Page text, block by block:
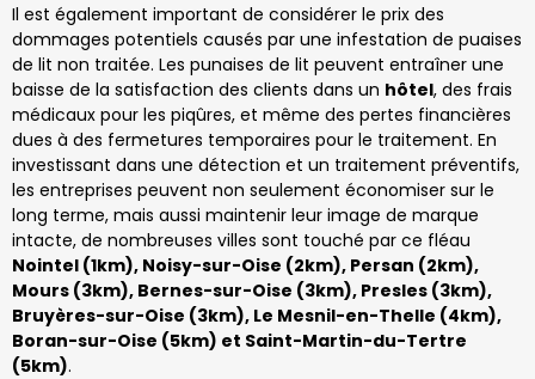
Il est également important de considérer le prix des
dommages potentiels causés par une infestation de puaises
de lit non traitée. Les punaises de lit peuvent entraîner une
baisse de la satisfaction des clients dans un hôtel, des frais
médicaux pour les piqûres, et même des pertes financières
dues à des fermetures temporaires pour le traitement. En
investissant dans une détection et un traitement préventifs,
les entreprises peuvent non seulement économiser sur le
long terme, mais aussi maintenir leur image de marque
intacte, de nombreuses villes sont touché par ce fléau
Nointel (1km), Noisy-sur-Oise (2km), Persan (2km),
Mours (3km), Bernes-sur-Oise (3km), Presles (3km),
Bruyères-sur-Oise (3km), Le Mesnil-en-Thelle (4km),
Boran-sur-Oise (5km) et Saint-Martin-du-Tertre
(5km).